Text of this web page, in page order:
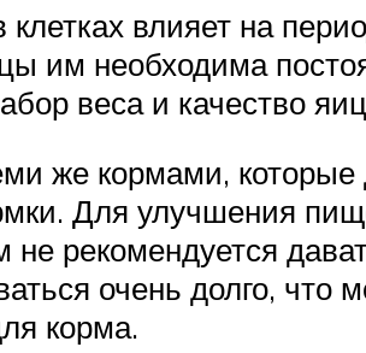
влияет на
им необходима
веса и качество
же кормами,
Для улучшения
рекомендуется
очень долго,
корма.